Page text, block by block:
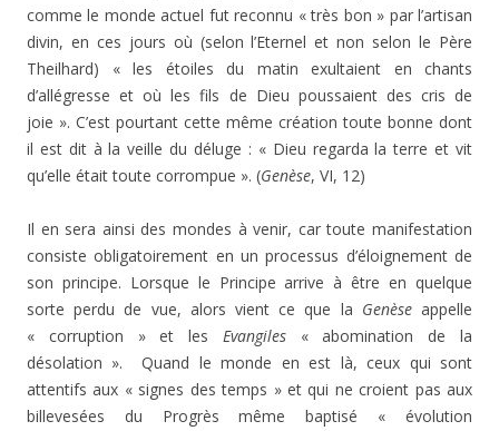
comme le monde actuel fut reconnu « très bon » par l’artisan
divin, en ces jours où (selon l’Eternel et non selon le Père
Theilhard) « les étoiles du matin exultaient en chants
d’allégresse et où les fils de Dieu poussaient des cris de
joie ». C’est pourtant cette même création toute bonne dont
il est dit à la veille du déluge : « Dieu regarda la terre et vit
qu’elle était toute corrompue ». (Genèse, VI, 12)
Il en sera ainsi des mondes à venir, car toute manifestation
consiste obligatoirement en un processus d’éloignement de
son principe. Lorsque le Principe arrive à être en quelque
sorte perdu de vue, alors vient ce que la Genèseappelle
« corruption » et les Evangiles« abomination de la
désolation ». Quand le monde en est là, ceux qui sont
attentifs aux « signes des temps » et qui ne croient pas aux
billevesées du Progrès même baptisé « évolution